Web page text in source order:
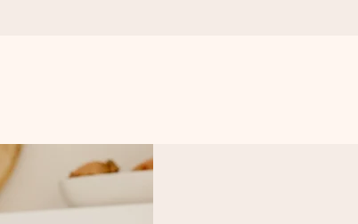
überreichen kannst, wenn es am meisten